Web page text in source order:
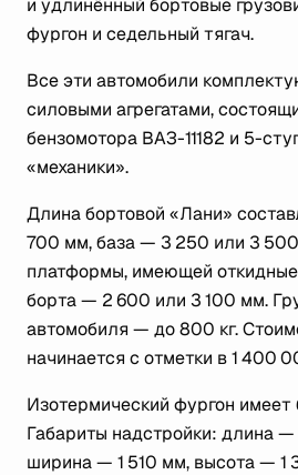
и удлинённый бортовые
фургон и седельный тягач.
Все эти автомобили
силовыми агрегатами,
бензомотора ВАЗ-11182 и 5-
«механики».
Длина бортовой «Лани»
700 мм, база — 3 250 или 3
платформы, имеющей
борта — 2 600 или 3 100 мм.
автомобиля — до 800 кг.
начинается с отметки в 1 400
Изотермический фургон
Габариты надстройки: длина
ширина — 1 510 мм, высота — 1